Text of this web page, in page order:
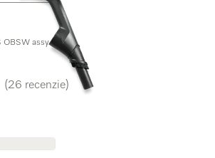
OBSW assy
(26 recenzie)